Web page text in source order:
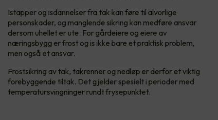
Istapper og isdannelser fra tak kan føre til alvorlige
personskader, og manglende sikring kan medføre ansvar
dersom uhellet er ute. For gårdeiere og eiere av
næringsbygg er frost og is ikke bare et praktisk problem,
men også et ansvar.
Frostsikring av tak, takrenner og nedløp er derfor et viktig
forebyggende tiltak. Det gjelder spesielt i perioder med
temperatursvingninger rundt frysepunktet.